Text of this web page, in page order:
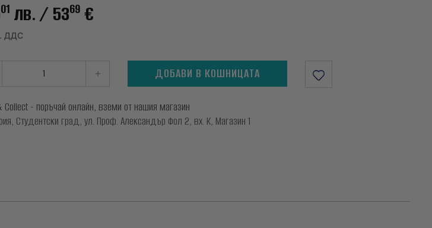
01 лв./ 5369€
ДДС
+ ДОБАВИ В КОШНИЦАТА
Collect - поръчай онлайн, вземи от нашия магазин
Студентски град, ул. Проф. Александър Фол 2, вх. К, Магазин 1